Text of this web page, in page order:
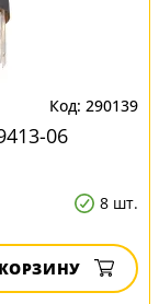
290139
06
8 шт.